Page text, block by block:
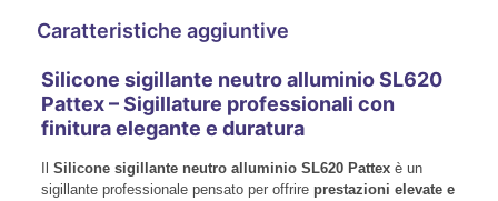
Caratteristiche aggiuntive
Silicone sigillante neutro alluminio SL620
Pattex – Sigillature professionali con
finitura elegante e duratura
Silicone sigillante neutro alluminio SL620 Pattexè un
sigillante professionale pensato per offrire prestazioni elevate e